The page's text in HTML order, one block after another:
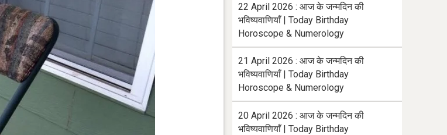
22 April 2026 : आज के जन्मदिन की
भविष्यवाणियाँ | Today Birthday
Horoscope & Numerology
21 April 2026 : आज के जन्मदिन की
भविष्यवाणियाँ | Today Birthday
Horoscope & Numerology
20 April 2026 : आज के जन्मदिन की
भविष्यवाणियाँ | Today Birthday